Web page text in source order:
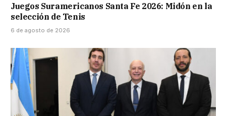
Juegos Suramericanos Santa Fe 2026: Midón en la
selección de Tenis
6 de agosto de 2026